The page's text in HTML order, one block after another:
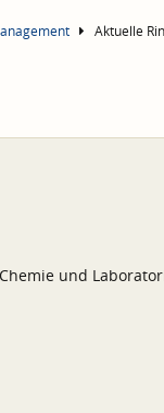
Aktuelle
und